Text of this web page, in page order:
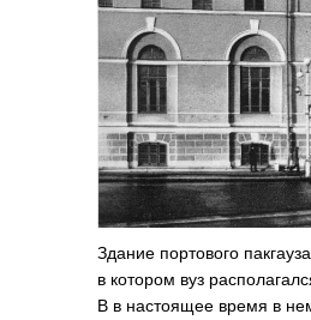
Здание портового
в котором вуз
В в настоящее время в